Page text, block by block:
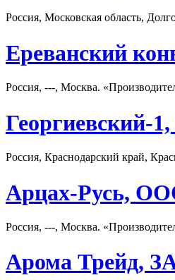
Россия, Московская область,
Ереванский
Россия, ---, Москва.
Георгиевский-
Россия, Краснодарский край,
Арцах-Русь,
Россия, ---, Москва.
Арома Трейд,